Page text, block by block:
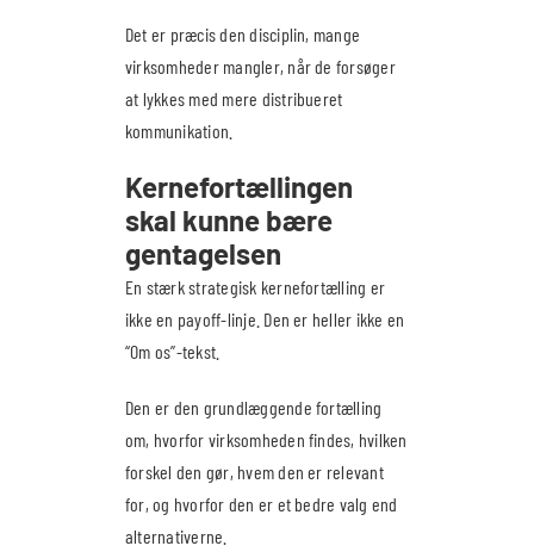
Det er præcis den disciplin, mange
virksomheder mangler, når de forsøger
at lykkes med mere distribueret
kommunikation.
Kernefortællingen
skal kunne bære
gentagelsen
En stærk strategisk kernefortælling er
ikke en payoff-linje. Den er heller ikke en
“Om os”-tekst.
Den er den grundlæggende fortælling
om, hvorfor virksomheden findes, hvilken
forskel den gør, hvem den er relevant
for, og hvorfor den er et bedre valg end
alternativerne.